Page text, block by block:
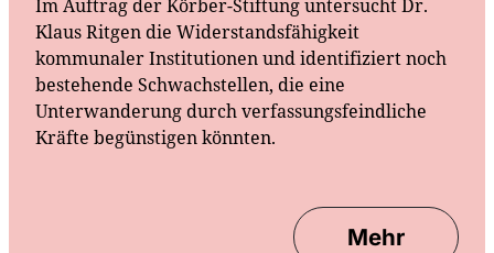
Im Auftrag der Körber-Stiftung untersucht Dr.
Klaus Ritgen die Widerstandsfähigkeit
kommunaler Institutionen und identifiziert noch
bestehende Schwachstellen, die eine
Unterwanderung durch verfassungsfeindliche
Kräfte begünstigen könnten.
Mehr